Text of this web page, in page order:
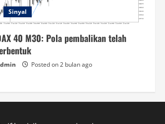
Sinyal
40 M30: Pola pembalikan telah
Posted on 2 bulan ago